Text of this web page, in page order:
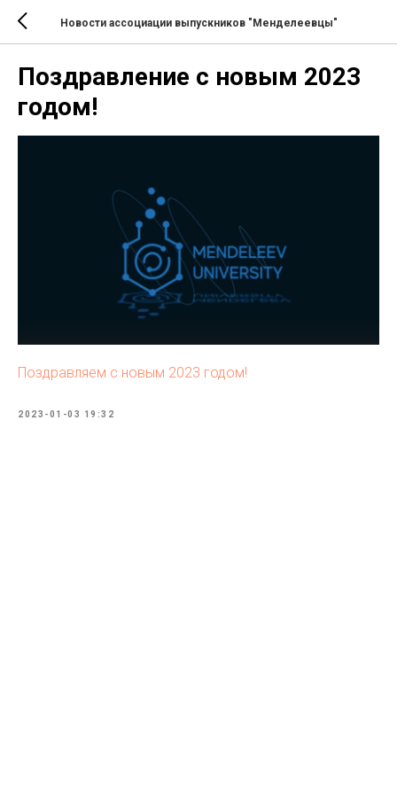
Новости ассоциации выпускников "Менделеевцы"
Поздравление с новым 2023
годом!
Поздравляем с новым 2023 годом!
2023-01-03 19:32